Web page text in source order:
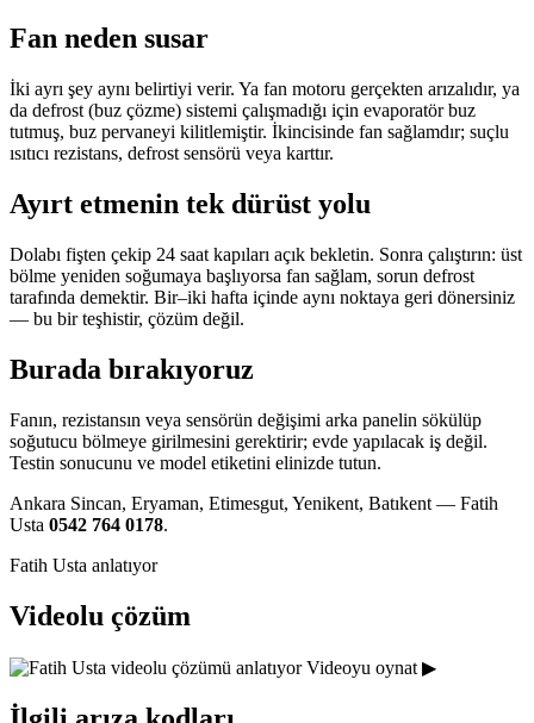
Fan neden susar
İki ayrı şey aynı belirtiyi verir. Ya fan motoru gerçekten arızalıdır, ya
da defrost (buz çözme) sistemi çalışmadığı için evaporatör buz
tutmuş, buz pervaneyi kilitlemiştir. İkincisinde fan sağlamdır; suçlu
ısıtıcı rezistans, defrost sensörü veya karttır.
Ayırt etmenin tek dürüst yolu
Dolabı fişten çekip 24 saat kapıları açık bekletin. Sonra çalıştırın: üst
bölme yeniden soğumaya başlıyorsa fan sağlam, sorun defrost
tarafında demektir. Bir–iki hafta içinde aynı noktaya geri dönersiniz
— bu bir teşhistir, çözüm değil.
Burada bırakıyoruz
Fanın, rezistansın veya sensörün değişimi arka panelin sökülüp
soğutucu bölmeye girilmesini gerektirir; evde yapılacak iş değil.
Testin sonucunu ve model etiketini elinizde tutun.
Ankara Sincan, Eryaman, Etimesgut, Yenikent, Batıkent — Fatih
Usta 0542 764 0178.
Fatih Usta anlatıyor
Videolu çözüm
Videoyu oynat ▶